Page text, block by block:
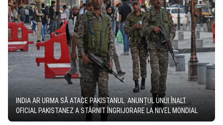
INDIA AR URMA SĂ ATACE PAKISTANUL. ANUNȚUL UNUI ÎNALT
OFICIAL PAKISTANEZ A STÂRNIT ÎNGRIJORARE LA NIVEL MONDIAL